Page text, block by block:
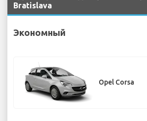
Bratislava
Экономный
Opel Corsa